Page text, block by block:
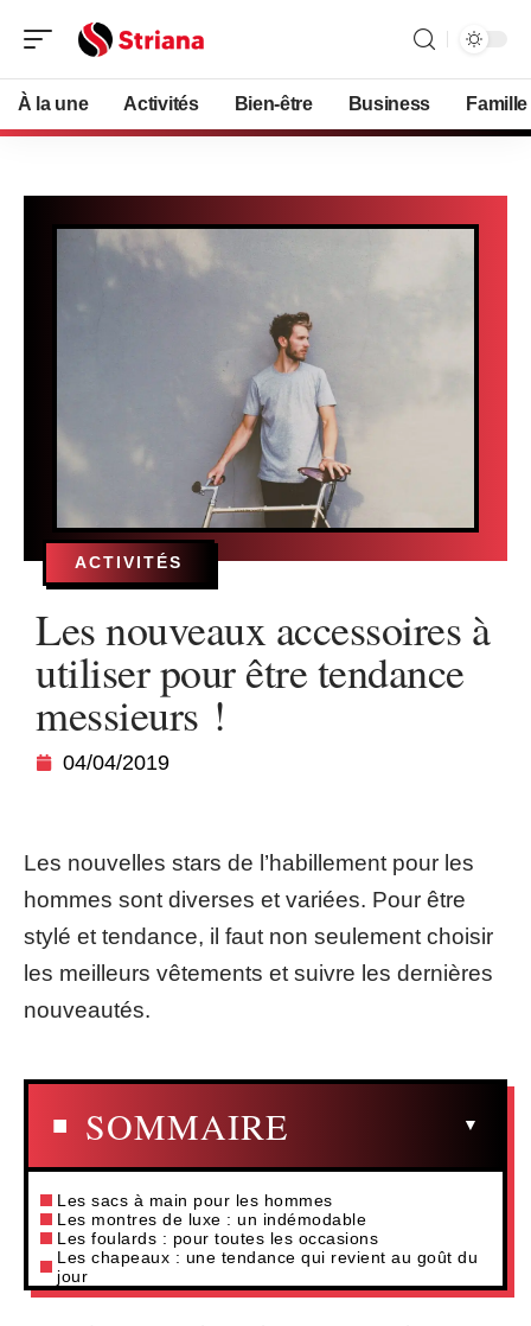
À la une Activités Bien-être Business Famille
ACTIVITÉS
Les nouveaux accessoires à
utiliser pour être tendance
messieurs !
04/04/2019
Les nouvelles stars de l’habillement pour les
hommes sont diverses et variées. Pour être
stylé et tendance, il faut non seulement choisir
les meilleurs vêtements et suivre les dernières
nouveautés.
SOMMAIRE
Les sacs à main pour les hommes
Les montres de luxe : un indémodable
Les foulards : pour toutes les occasions
Les chapeaux : une tendance qui revient au goût du
jour